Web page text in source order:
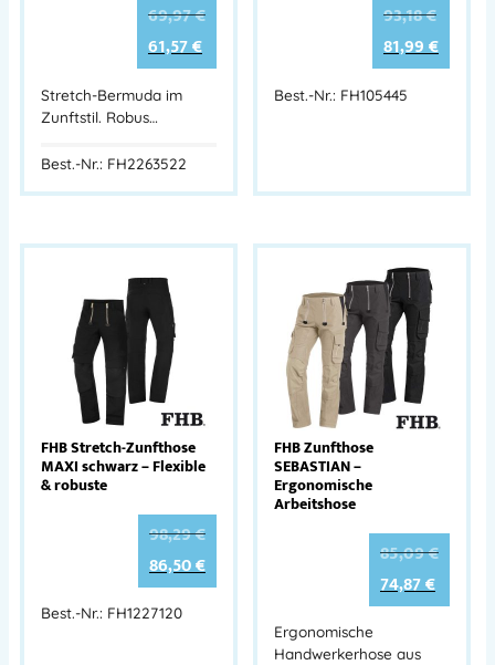
69,97€
61,57€
Stretch-Bermuda im
Zunftstil. Robus…
Best.-Nr.: FH2263522
93,18€
81,99€
Best.-Nr.: FH105445
FHB Stretch-Zunfthose
MAXI schwarz – Flexible
& robuste
98,29€
86,50€
Best.-Nr.: FH1227120
FHB Zunfthose
SEBASTIAN –
Ergonomische
Arbeitshose
85,09€
74,87€
Ergonomische
Handwerkerhose aus